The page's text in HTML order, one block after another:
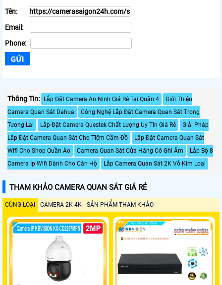
Tên:
Email:
Phone:
Thông Tin: Lắp Đặt Camera An Ninh Giá Rẻ Tại Quận 4
Giới Thiệu
Camera Quan Sát Dahua
Công Nghệ Lắp Đặt Camera Quan Sát Trong
Tương Lai
Lắp Đặt Camera Questek Chất Lượng Uy Tín Giá Rẻ
Giải Pháp
Lắp Đặt Camera Quan Sát Cho Tiệm Cầm Đồ
Lắp Đặt Camera Quan Sát
Wifi Cho Shop Quần Áo
Camera Quan Sát Cửa Hàng Có Ghi Âm
Lắp Bộ 8
Camera Ip Wifi Dành Cho Căn Hộ
Lắp Camera Quan Sát 2K Vỏ Kim Loại
THAM KHẢO CAMERA QUAN SÁT GIÁ RẺ
CÙNG LOẠI CAMERA 2K 4K SẢN PHẨM THAM KHẢO